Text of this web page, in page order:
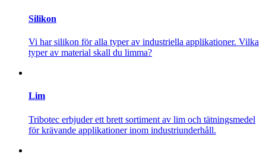
Silikon
Vi har silikon för alla typer av industriella applikationer. Vilka
typer av material skall du limma?
Lim
Tribotec erbjuder ett brett sortiment av lim och tätningsmedel
för krävande applikationer inom industriunderhåll.